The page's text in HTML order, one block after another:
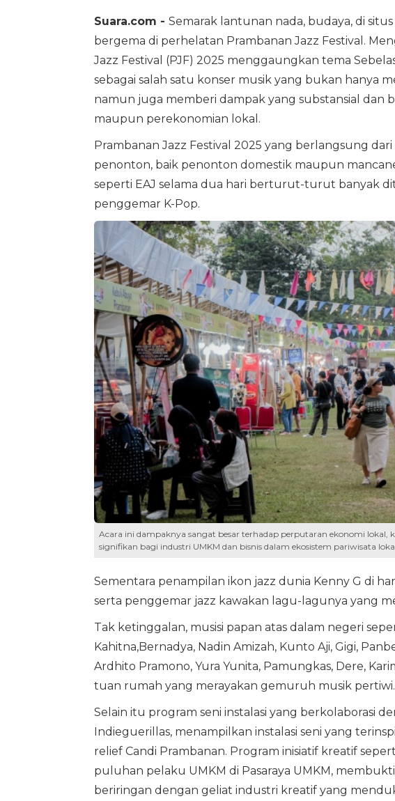
Suara.com - Semarak lantunan nada, budaya, di
bergema di perhelatan Prambanan Jazz Festival.
Jazz Festival (PJF) 2025 menggaungkan tema
sebagai salah satu konser musik yang bukan hanya
namun juga memberi dampak yang substansial dan
maupun perekonomian lokal.
Prambanan Jazz Festival 2025 yang berlangsung
penonton, baik penonton domestik maupun
seperti EAJ selama dua hari berturut-turut banyak
penggemar K-Pop.
Acara ini dampaknya sangat besar terhadap perputaran ekonomi
signifikan bagi industri UMKM dan bisnis dalam ekosistem pariwisata
Sementara penampilan ikon jazz dunia Kenny G di
serta penggemar jazz kawakan lagu-lagunya yang
Tak ketinggalan, musisi papan atas dalam negeri
Kahitna,Bernadya, Nadin Amizah, Kunto Aji, Gigi,
Ardhito Pramono, Yura Yunita, Pamungkas, Dere,
tuan rumah yang merayakan gemuruh musik pertiwi.
Selain itu program seni instalasi yang berkolaborasi
Indieguerillas, menampilkan instalasi seni yang
relief Candi Prambanan. Program inisiatif kreatif
puluhan pelaku UMKM di Pasaraya UMKM,
beriringan dengan geliat industri kreatif yang